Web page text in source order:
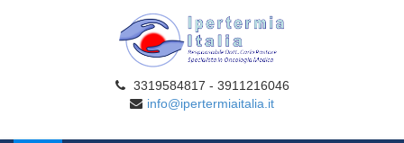
3319584817 - 3911216046
info@ipertermiaitalia.it